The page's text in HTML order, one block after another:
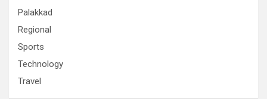
Palakkad
Regional
Sports
Technology
Travel